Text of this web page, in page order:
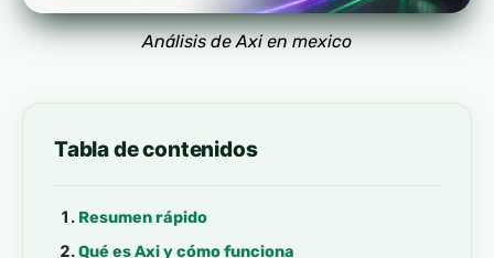
Análisis de Axi en mexico
Tabla de contenidos
Resumen rápido
Qué es Axi y cómo funciona